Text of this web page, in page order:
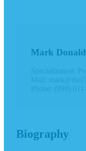
Mark Donald
Biography